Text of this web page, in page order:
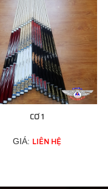
CƠ 1
GIÁ: LIÊN HỆ